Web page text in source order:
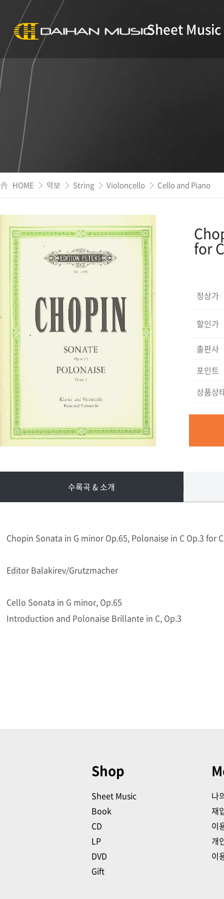
Sheet Music
HOME 악보 String Violoncello Cello and Piano
for
정상가
할인가
출판사
포인트
상품상
수록곡 & 소개
Chopin Sonata in G minor Op.65, Polonaise in C Op.3 for
Editor Balakirev/Grutzmacher
Cello Sonata in G minor, Op.65
Introduction and Polonaise Brillante in C, Op.3
Shop
Sheet Music
Book
CD
LP
DVD
Gift
나
재
이
개
이